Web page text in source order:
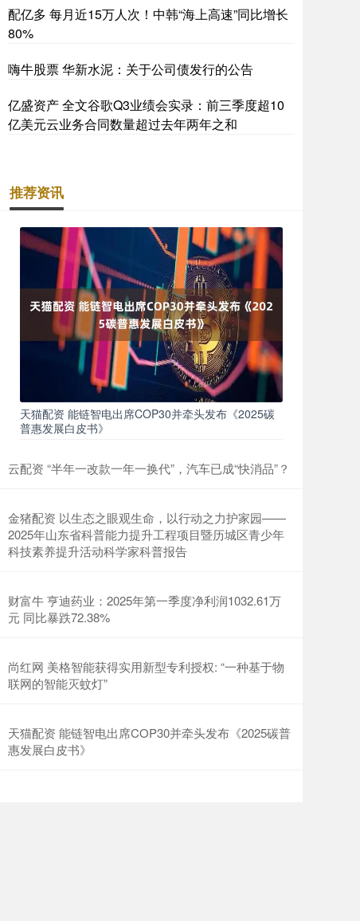
配亿多 每月近15万人次！中韩“海上高速”同比增长
80%
嗨牛股票 华新水泥：关于公司债发行的公告
亿盛资产 全文谷歌Q3业绩会实录：前三季度超10
亿美元云业务合同数量超过去年两年之和
推荐资讯
天猫配资 能链智电出席COP30并牵头发布《2025碳
普惠发展白皮书》
云配资 “半年一改款一年一换代”，汽车已成“快消品”？
金猪配资 以生态之眼观生命，以行动之力护家园——
2025年山东省科普能力提升工程项目暨历城区青少年
科技素养提升活动科学家科普报告
财富牛 亨迪药业：2025年第一季度净利润1032.61万
元 同比暴跌72.38%
尚红网 美格智能获得实用新型专利授权: “一种基于物
联网的智能灭蚊灯”
天猫配资 能链智电出席COP30并牵头发布《2025碳普
惠发展白皮书》